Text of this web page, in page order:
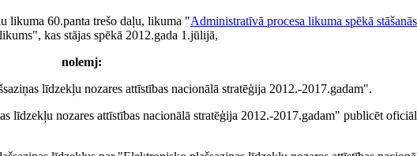
likuma 60.panta trešo daļu, likuma "Administratīvā procesa likuma spēkā stāšanās
kas stājas spēkā 2012.gada 1.jūlijā,
nolemj:
līdzekļu nozares attīstības nacionālā stratēģija 2012.-2017.gadam".
līdzekļu nozares attīstības nacionālā stratēģija 2012.-2017.gadam" publicēt